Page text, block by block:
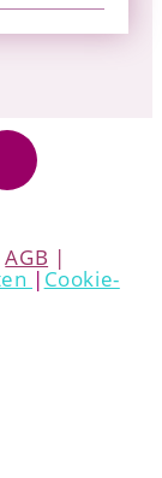
AGB |
|